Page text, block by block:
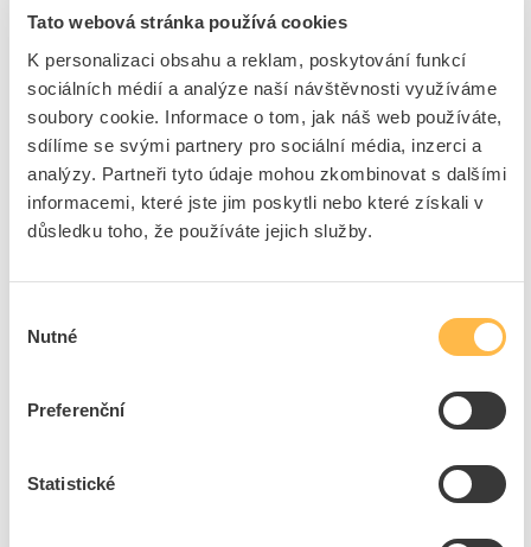
Tato webová stránka používá cookies
K personalizaci obsahu a reklam, poskytování funkcí
sociálních médií a analýze naší návštěvnosti využíváme
soubory cookie. Informace o tom, jak náš web používáte,
sdílíme se svými partnery pro sociální média, inzerci a
analýzy. Partneři tyto údaje mohou zkombinovat s dalšími
informacemi, které jste jim poskytli nebo které získali v
důsledku toho, že používáte jejich služby.
souhlasu
Nutné
Preferenční
Statistické
vybavené DIN, svorkovnicemi a montážní sadou
Šířka